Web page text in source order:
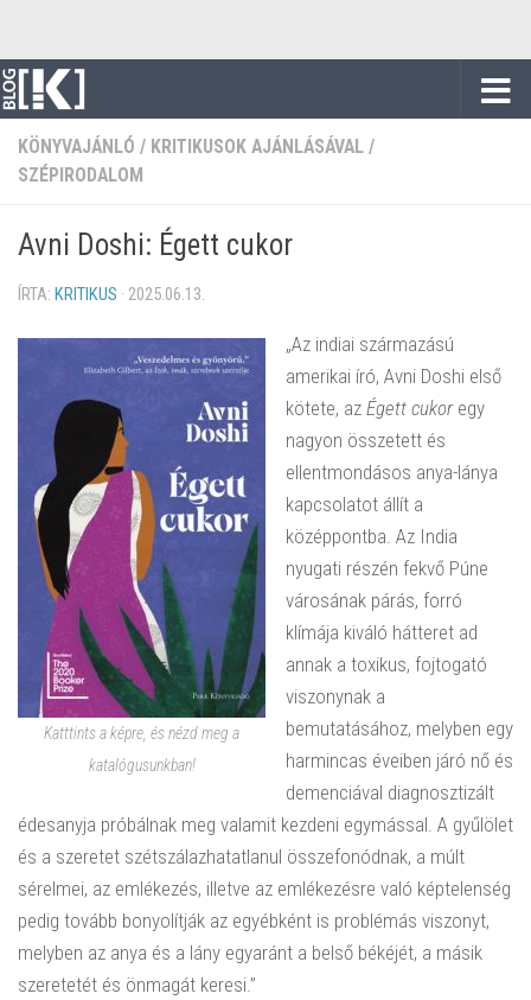
KÖNYVAJÁNLÓ / KRITIKUSOK AJÁNLÁSÁVAL /
SZÉPIRODALOM
Avni Doshi: Égett cukor
ÍRTA: KRITIKUS · 2025.06.13.
Katttints a képre, és nézd meg a
katalógusunkban!
„Az indiai származású
amerikai író, Avni Doshi első
kötete, az Égett cukoregy
nagyon összetett és
ellentmondásos anya-lánya
kapcsolatot állít a
középpontba. Az India
nyugati részén fekvő Púne
városának párás, forró
klímája kiváló hátteret ad
annak a toxikus, fojtogató
viszonynak a
bemutatásához, melyben egy
harmincas éveiben járó nő és
demenciával diagnosztizált
édesanyja próbálnak meg valamit kezdeni egymással. A gyűlölet
és a szeretet szétszálazhatatlanul összefonódnak, a múlt
sérelmei, az emlékezés, illetve az emlékezésre való képtelenség
pedig tovább bonyolítják az egyébként is problémás viszonyt,
melyben az anya és a lány egyaránt a belső békéjét, a másik
szeretetét és önmagát keresi.”